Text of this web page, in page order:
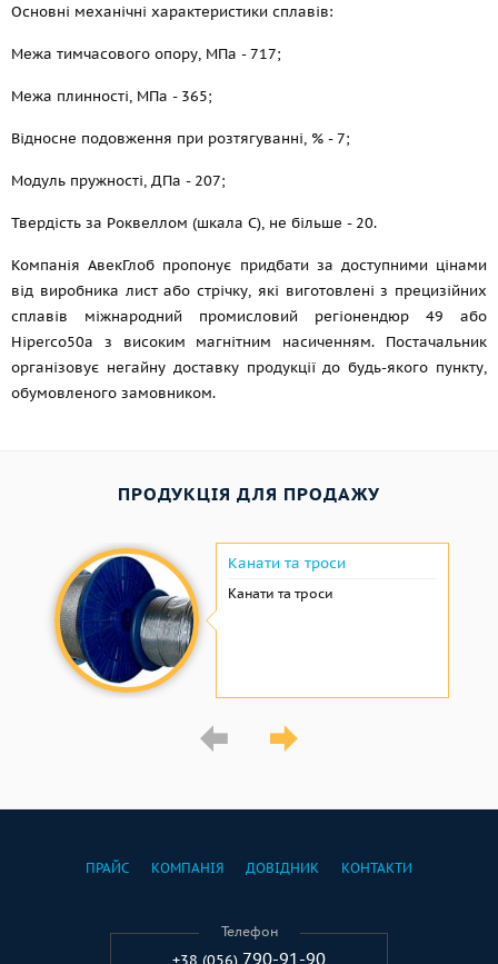
Основні механічні характеристики сплавів:
Межа тимчасового опору, МПа - 717;
Межа плинності, МПа - 365;
Відносне подовження при розтягуванні, % - 7;
Модуль пружності, ДПа - 207;
Твердість за Роквеллом (шкала С), не більше - 20.
Компанія АвекГлоб пропонує придбати за доступними цінами
від виробника лист або стрічку, які виготовлені з прецизійних
сплавів міжнародний промисловий регіонендюр 49 або
Hiperco50a з високим магнітним насиченням. Постачальник
організовує негайну доставку продукції до будь-якого пункту,
обумовленого замовником.
ПРОДУКЦІЯ ДЛЯ ПРОДАЖУ
Канати та троси
Канати та троси
ПРАЙС КОМПАНІЯ ДОВІДНИК КОНТАКТИ
Телефон
+38 (056) 790-91-90